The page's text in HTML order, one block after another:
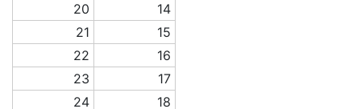
20
14
21
15
22
16
23
17
24
18